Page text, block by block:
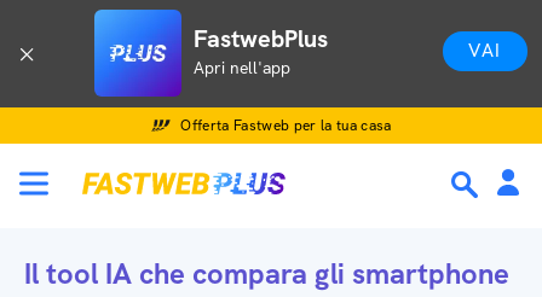
FastwebPlus
Apri nell'app
VAI
Offerta Fastweb per la tua casa
Il tool IA che compara gli smartphone